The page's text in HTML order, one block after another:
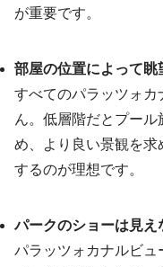
が重要です。
部屋の位置によって眺
すべてのパラッツォ
ん。低層階だとプー
め、より良い景観を求
するのが理想です。
パークのショーは見え
パラッツォカナルビ